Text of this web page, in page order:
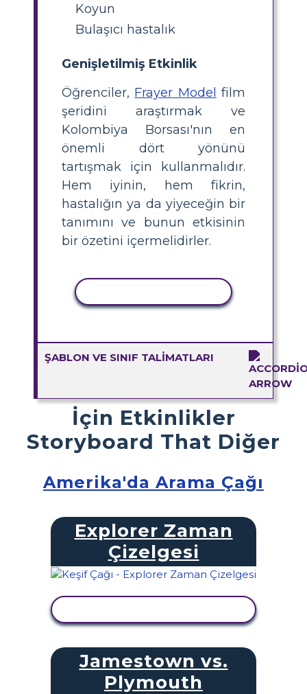
Koyun
Bulaşıcı hastalık
Genişletilmiş Etkinlik
Öğrenciler, Frayer Model film
şeridini araştırmak ve
Kolombiya Borsası'nın en
önemli dört yönünü
tartışmak için kullanmalıdır.
Hem iyinin, hem fikrin,
hastalığın ya da yiyeceğin bir
tanımını ve bunun etkisinin
bir özetini içermelidirler.
ŞABLON VE SINIF TALIMATLARI
İçin Etkinlikler
Storyboard That Diğer
Amerika'da Arama Çağı
Explorer Zaman
Çizelgesi
Jamestown vs.
Plymouth